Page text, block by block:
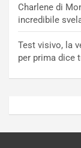
Charlene di
incredibile
Test visivo, la
per prima dice